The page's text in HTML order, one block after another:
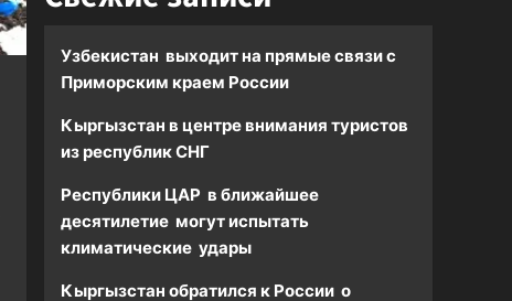
Узбекистан выходит на прямые связи с
Приморским краем России
Кыргызстан в центре внимания туристов
из республик СНГ
Республики ЦАР в ближайшее
десятилетие могут испытать
климатические удары
Кыргызстан обратился к России о